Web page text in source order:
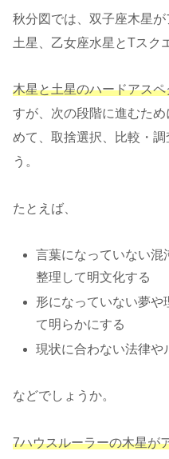
秋分図では、双子座木星
土星、乙女座水星とTスク
木星と土星のハードアス
すが、次の段階に進むた
めて、取捨選択、比較・
う。
たとえば、
言葉になっていない混
整理して明文化する
形になっていない夢や
て明らかにする
現状に合わない法律や
などでしょうか。
7ハウスルーラーの木星が